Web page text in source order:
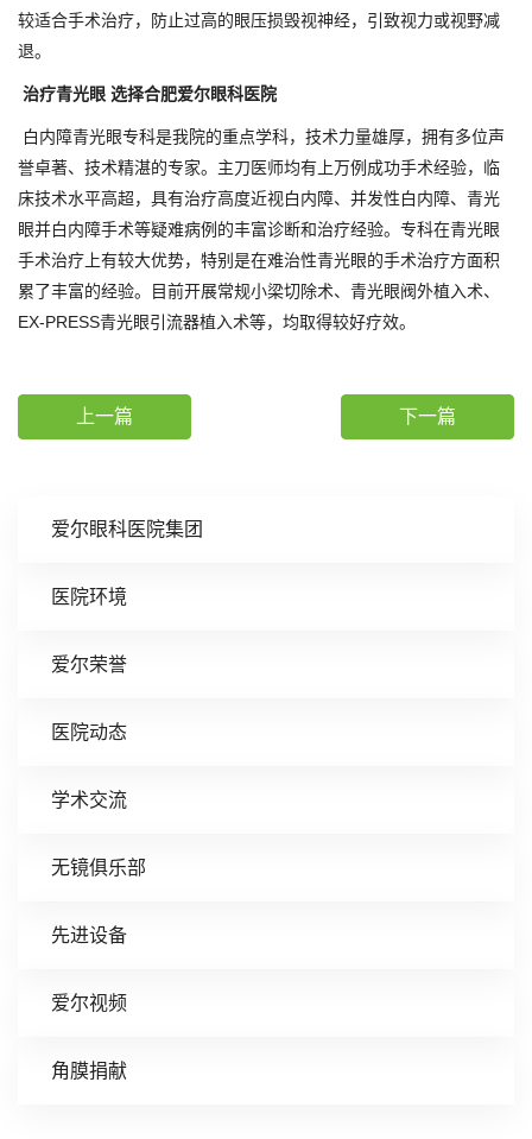
爱尔眼科医院集团
医院环境
爱尔荣誉
医院动态
学术交流
无镜俱乐部
先进设备
爱尔视频
角膜捐献
较适合手术治疗，防止过高的眼压损毁视神经，引致视力或视野减
退。
治疗青光眼 选择合肥爱尔眼科医院
白内障青光眼专科是我院的重点学科，技术力量雄厚，拥有多位声
誉卓著、技术精湛的专家。主刀医师均有上万例成功手术经验，临
床技术水平高超，具有治疗高度近视白内障、并发性白内障、青光
眼并白内障手术等疑难病例的丰富诊断和治疗经验。专科在青光眼
手术治疗上有较大优势，特别是在难治性青光眼的手术治疗方面积
累了丰富的经验。目前开展常规小梁切除术、青光眼阀外植入术、
EX-PRESS青光眼引流器植入术等，均取得较好疗效。
上一篇 下一篇